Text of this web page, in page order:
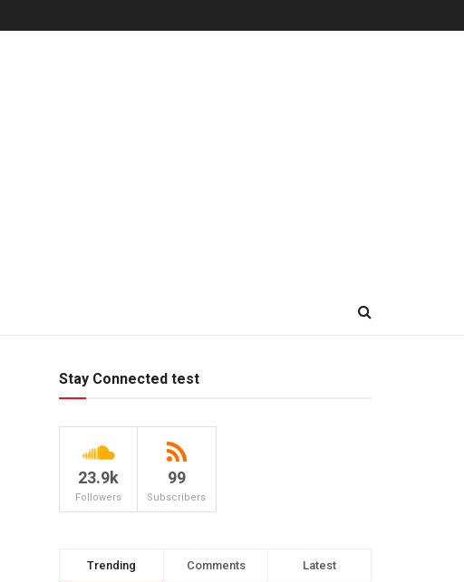
Stay Connected test
23.9k
Followers
99
Subscribers
Trending Comments Latest